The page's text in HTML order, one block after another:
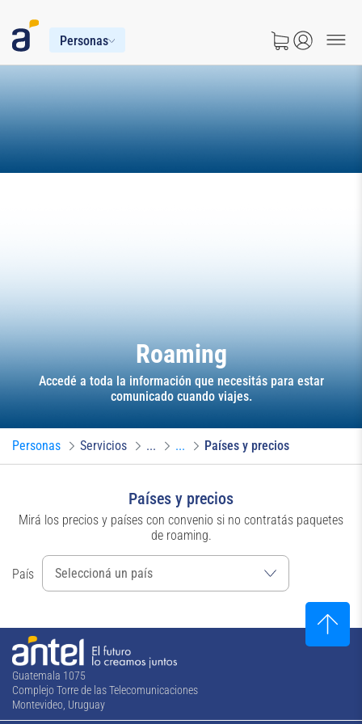
Personas
Roaming
Accedé a toda la información que necesitás para estar
comunicado cuando viajes.
Personas Servicios ... ... Países y precios
Países y precios
Mirá los precios y países con convenio si no contratás paquetes
de roaming.
País
Guatemala 1075
Complejo Torre de las Telecomunicaciones
Montevideo, Uruguay